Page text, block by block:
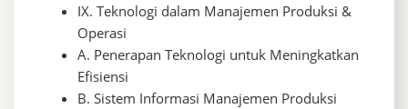
IX. Teknologi dalam Manajemen Produksi &
Operasi
A. Penerapan Teknologi untuk Meningkatkan
Efisiensi
B. Sistem Informasi Manajemen Produksi